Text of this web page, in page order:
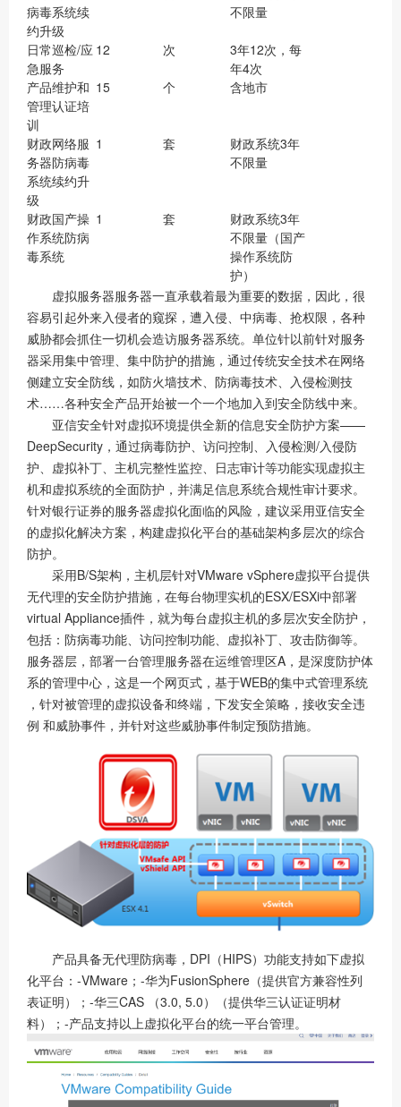
病毒系统续
约升级
不限量
日常巡检/应
急服务
12 次
3年12次，每
年4次
产品维护和
管理认证培
训
15 个 含地市
财政网络服
务器防病毒
系统续约升
级
1 套
财政系统3年
不限量
财政国产操
作系统防病
毒系统
1 套
财政系统3年
不限量（国产
操作系统防
护）
虚拟服务器服务器一直承载着最为重要的数据，因此，很
容易引起外来入侵者的窥探，遭入侵、中病毒、抢权限，各种
威胁都会抓住一切机会造访服务器系统。单位针以前针对服务
器采用集中管理、集中防护的措施，通过传统安全技术在网络
侧建立安全防线，如防火墙技术、防病毒技术、入侵检测技
术……各种安全产品开始被一个一个地加入到安全防线中来。
亚信安全针对虚拟环境提供全新的信息安全防护方案——
DeepSecurity，通过病毒防护、访问控制、入侵检测/入侵防
护、虚拟补丁、主机完整性监控、日志审计等功能实现虚拟主
机和虚拟系统的全面防护，并满足信息系统合规性审计要求。
针对银行证券的服务器虚拟化面临的风险，建议采用亚信安全
的虚拟化解决方案，构建虚拟化平台的基础架构多层次的综合
防护。
采用B/S架构，主机层针对VMware vSphere虚拟平台提供
无代理的安全防护措施，在每台物理实机的ESX/ESXi中部署
virtual Appliance插件，就为每台虚拟主机的多层次安全防护，
包括：防病毒功能、访问控制功能、虚拟补丁、攻击防御等。
服务器层，部署一台管理服务器在运维管理区A，是深度防护体
系的管理中心，这是一个网页式，基于WEB的集中式管理系统
，针对被管理的虚拟设备和终端，下发安全策略，接收安全违
例 和威胁事件，并针对这些威胁事件制定预防措施。
产品具备无代理防病毒，DPI（HIPS）功能支持如下虚拟
化平台：-VMware；-华为FusionSphere（提供官方兼容性列
表证明）；-华三CAS （3.0, 5.0）（提供华三认证证明材
料）；-产品支持以上虚拟化平台的统一平台管理。